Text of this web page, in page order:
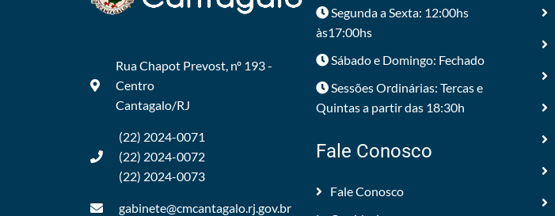
Rua Chapot Prevost, nº 193 -
Centro
Cantagalo/RJ
(22) 2024-0071
(22) 2024-0072
(22) 2024-0073
gabinete@cmcantagalo.rj.gov.br
Segunda a Sexta: 12:00hs
às17:00hs
Sábado e Domingo: Fechado
Sessões Ordinárias: Tercas e
Quintas a partir das 18:30h
Fale Conosco
Fale Conosco